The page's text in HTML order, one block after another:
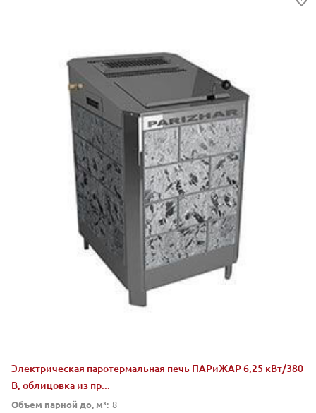
Электрическая паротермальная печь ПАРиЖАР 6,25 кВт/380
В, облицовка из пр...
Объем парной до, м³: 8